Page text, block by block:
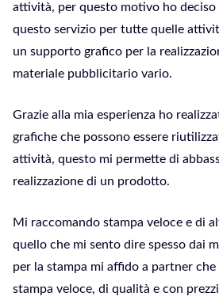
attività, per questo motivo ho
questo servizio per tutte quelle
un supporto grafico per la
materiale pubblicitario vario.
Grazie alla mia esperienza ho
grafiche che possono essere
attività, questo mi permette di
realizzazione di un prodotto.
Mi raccomando stampa veloce e di
quello che mi sento dire spesso dai
per la stampa mi affido a partner
stampa veloce, di qualità e con